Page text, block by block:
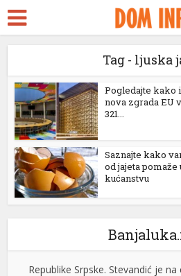
Escort
Seks
panel
panel
paketleri
Tag - ljuska
Pogledajte kako
nova zgrada EU
321...
Saznajte kako
od jajeta pomaže
kućanstvu
Stevandić iz manastira Draževina:
se oboži, umnoži, da bude jak i
Predsjednik Ujedinjene Srpske
je manastir Draževina, odakle je
značaju vjere, porodice i
Republike Srpske. Stevandić je na
Hercegovina drže dogovora i